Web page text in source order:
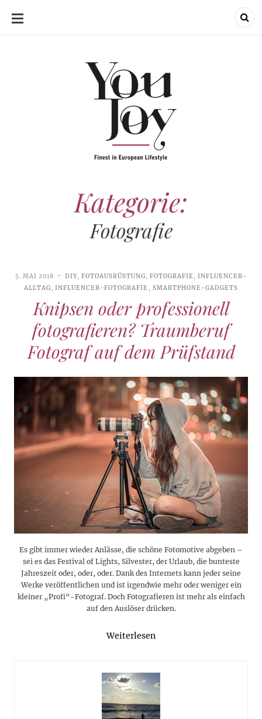
SKIP
Kategorie:
Fotografie
5. MAI 2018 DIY, FOTOAUSRÜSTUNG,FOTOGRAFIE,INFLUENCER-
ALLTAG,INFLUENCER-FOTOGRAFIE , SMARTPHONE-GADGETS
Knipsen oder professionell
fotografieren? Traumberuf
Fotograf auf dem Prüfstand
Es gibt immer wieder Anlässe, die schöne Fotomotive abgeben –
sei es das Festival of Lights, Silvester, der Urlaub, die bunteste
Jahreszeit oder, oder, oder. Dank des Internets kann jeder seine
Werke veröffentlichen und ist irgendwie mehr oder weniger ein
kleiner „Profi“-Fotograf. Doch Fotografieren ist mehr als einfach
auf den Auslöser drücken.
Weiterlesen